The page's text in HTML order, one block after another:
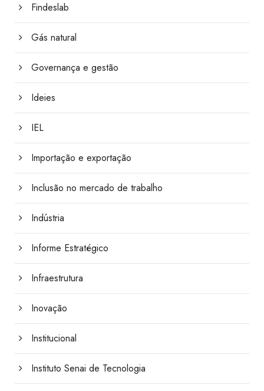
Findeslab
Gás natural
Governança e gestão
Ideies
IEL
Importação e exportação
Inclusão no mercado de trabalho
Indústria
Informe Estratégico
Infraestrutura
Inovação
Institucional
Instituto Senai de Tecnologia